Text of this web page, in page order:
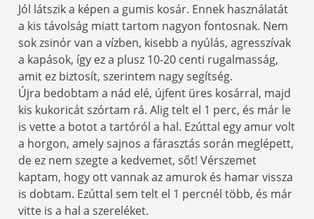
Jól látszik a képen a gumis kosár. Ennek használatát
a kis távolság miatt tartom nagyon fontosnak. Nem
sok zsinór van a vízben, kisebb a nyúlás, agresszívak
a kapások, így ez a plusz 10-20 centi rugalmasság,
amit ez biztosít, szerintem nagy segítség.
Újra bedobtam a nád elé, újfent üres kosárral, majd
kis kukoricát szórtam rá. Alig telt el 1 perc, és már le
is vette a botot a tartóról a hal. Ezúttal egy amur volt
a horgon, amely sajnos a fárasztás során meglépett,
de ez nem szegte a kedvemet, sőt! Vérszemet
kaptam, hogy ott vannak az amurok és hamar vissza
is dobtam. Ezúttal sem telt el 1 percnél több, és már
vitte is a hal a szereléket.